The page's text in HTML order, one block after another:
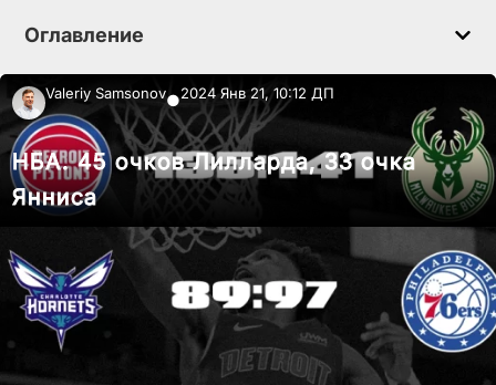
Оглавление
Valeriy Samsonov●2024 Янв 21, 10:12 ДП
НБА. 45 очков Лилларда, 33 очка
Янниса